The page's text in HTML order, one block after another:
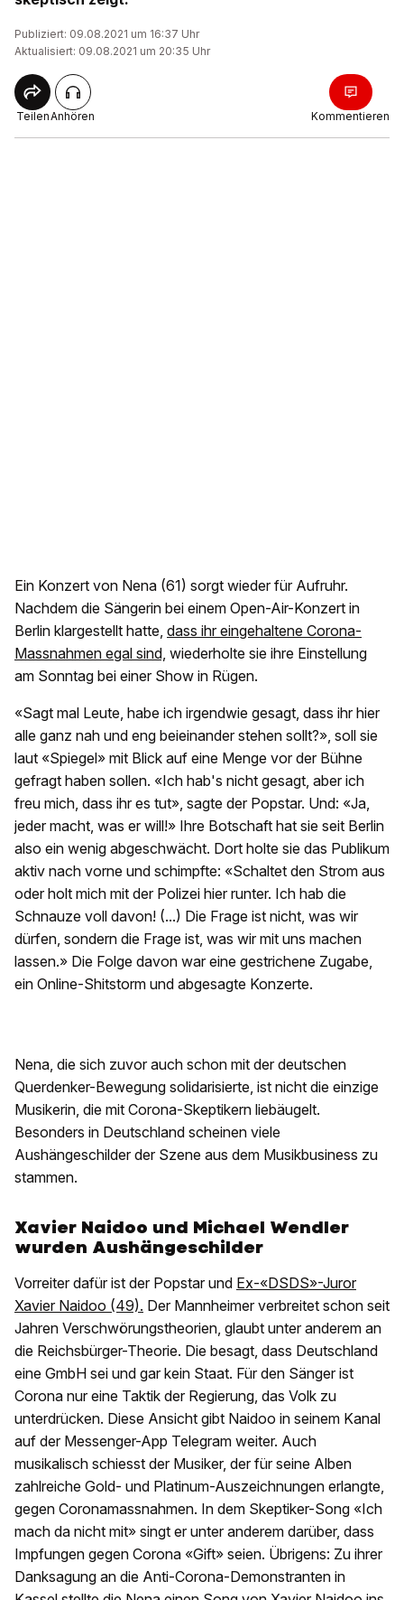
Publiziert: 09.08.2021 um 16:37 Uhr
Aktualisiert: 09.08.2021 um 20:35 Uhr
TeilenAnhören Kommentieren
Ein Konzert von Nena (61) sorgt wieder für Aufruhr.
Nachdem die Sängerin bei einem Open-Air-Konzert in
Berlin klargestellt hatte, dass ihr eingehaltene Corona-
Massnahmen egal sind, wiederholte sie ihre Einstellung
am Sonntag bei einer Show in Rügen.
«Sagt mal Leute, habe ich irgendwie gesagt, dass ihr hier
alle ganz nah und eng beieinander stehen sollt?», soll sie
laut «Spiegel» mit Blick auf eine Menge vor der Bühne
gefragt haben sollen. «Ich hab's nicht gesagt, aber ich
freu mich, dass ihr es tut», sagte der Popstar. Und: «Ja,
jeder macht, was er will!» Ihre Botschaft hat sie seit Berlin
also ein wenig abgeschwächt. Dort holte sie das Publikum
aktiv nach vorne und schimpfte: «Schaltet den Strom aus
oder holt mich mit der Polizei hier runter. Ich hab die
Schnauze voll davon! (...) Die Frage ist nicht, was wir
dürfen, sondern die Frage ist, was wir mit uns machen
lassen.» Die Folge davon war eine gestrichene Zugabe,
ein Online-Shitstorm und abgesagte Konzerte.
Nena, die sich zuvor auch schon mit der deutschen
Querdenker-Bewegung solidarisierte, ist nicht die einzige
Musikerin, die mit Corona-Skeptikern liebäugelt.
Besonders in Deutschland scheinen viele
Aushängeschilder der Szene aus dem Musikbusiness zu
stammen.
Xavier Naidoo und Michael Wendler
wurden Aushängeschilder
Vorreiter dafür ist der Popstar und Ex-«DSDS»-Juror
Xavier Naidoo (49). Der Mannheimer verbreitet schon seit
Jahren Verschwörungstheorien, glaubt unter anderem an
die Reichsbürger-Theorie. Die besagt, dass Deutschland
eine GmbH sei und gar kein Staat. Für den Sänger ist
Corona nur eine Taktik der Regierung, das Volk zu
unterdrücken. Diese Ansicht gibt Naidoo in seinem Kanal
auf der Messenger-App Telegram weiter. Auch
musikalisch schiesst der Musiker, der für seine Alben
zahlreiche Gold- und Platinum-Auszeichnungen erlangte,
gegen Coronamassnahmen. In dem Skeptiker-Song «Ich
mach da nicht mit» singt er unter anderem darüber, dass
Impfungen gegen Corona «Gift» seien. Übrigens: Zu ihrer
Danksagung an die Anti-Corona-Demonstranten in